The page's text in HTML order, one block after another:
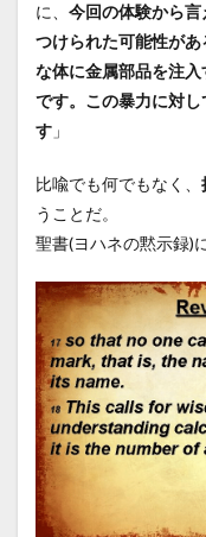
に、 今回の体験から
つけられた可能性が
な体に金属部品を注
です。 この暴力に対
す 」
比喩でも何でもなく、
うことだ。
聖書(ヨハネの黙示録)